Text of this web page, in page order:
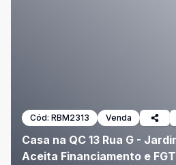
Cód: RBM2313 Venda
Casa na QC 13 Rua G -
Aceita Financiamento e